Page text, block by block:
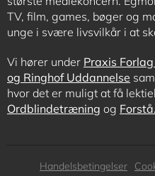
TV, film, games, bøger og
unge i svære livsvilkår i at
Vi hører under Praxis
og Ringhof Uddannelse
hvor det er muligt at få
Ordblindetræning og
Subfooter
Handelsbetingelser